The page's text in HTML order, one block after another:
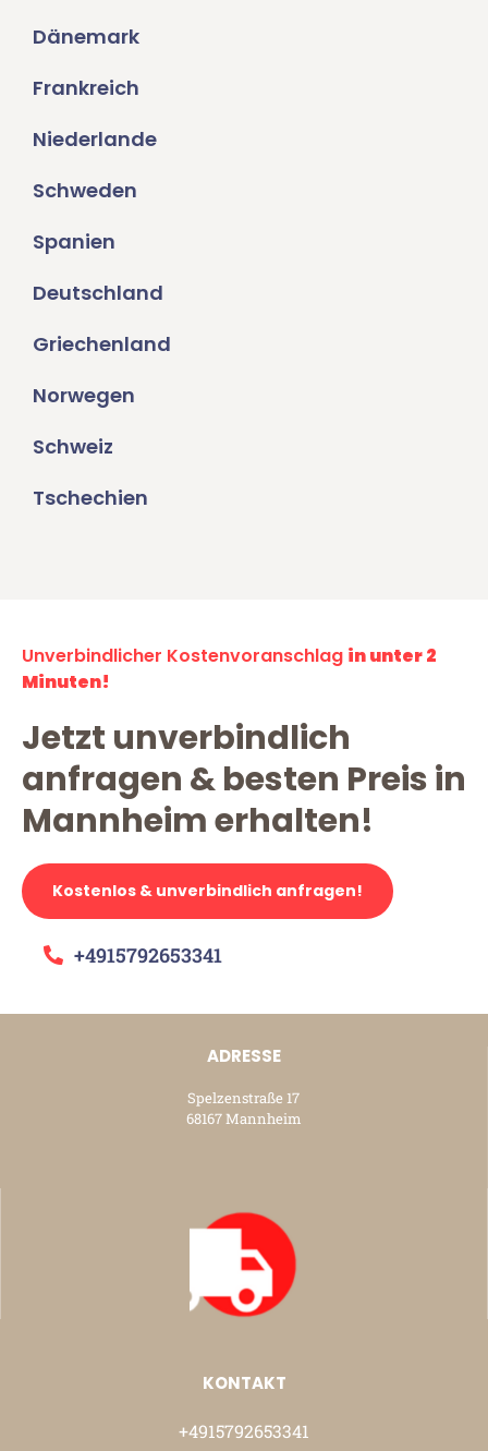
Dänemark
Frankreich
Niederlande
Schweden
Spanien
Deutschland
Griechenland
Norwegen
Schweiz
Tschechien
Unverbindlicher Kostenvoranschlag in unter 2
Minuten!
Jetzt unverbindlich
anfragen & besten Preis in
Mannheim erhalten!
Kostenlos & unverbindlich anfragen!
+4915792653341
ADRESSE
Spelzenstraße 17
68167 Mannheim
KONTAKT
+4915792653341